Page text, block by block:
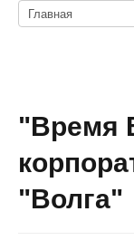
"Время
"Волга"